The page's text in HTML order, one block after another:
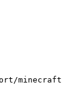
minecraft